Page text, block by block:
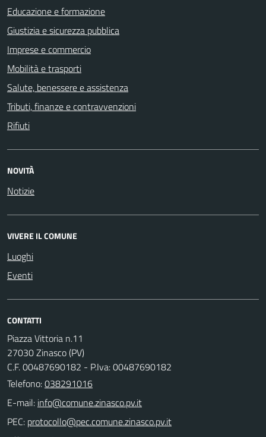
Educazione e formazione
Giustizia e sicurezza pubblica
Imprese e commercio
Mobilità e trasporti
Salute, benessere e assistenza
Tributi, finanze e contravvenzioni
Rifiuti
NOVITÀ
Notizie
VIVERE IL COMUNE
Luoghi
Eventi
CONTATTI
Piazza Vittoria n.11
27030 Zinasco (PV)
C.F. 00487690182 - P.Iva: 00487690182
Telefono:038291016
E-mail:
PEC: